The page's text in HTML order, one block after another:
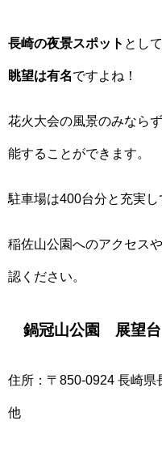
長崎の夜景スポット とし
眺望は有名ですよね！
花火大会の風景のみなら
能することができます。
駐車場は400台分と充実し
稲佐山公園へのアクセス
認ください。
鍋冠山公園 展望台
住所：〒850-0924 長崎県
他